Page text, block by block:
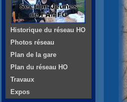
Historique du réseau HO
Photos réseau
Plan de la gare
Plan du réseau HO
Travaux
Expos